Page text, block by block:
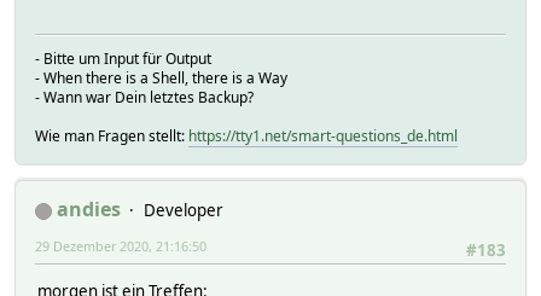
- Bitte um Input für Output
- When there is a Shell, there is a Way
- Wann war Dein letztes Backup?
Wie man Fragen stellt: https://tty1.net/smart-questions_de.html
andies
Developer
#183
29 Dezember 2020, 21:16:50
morgen ist ein Treffen: